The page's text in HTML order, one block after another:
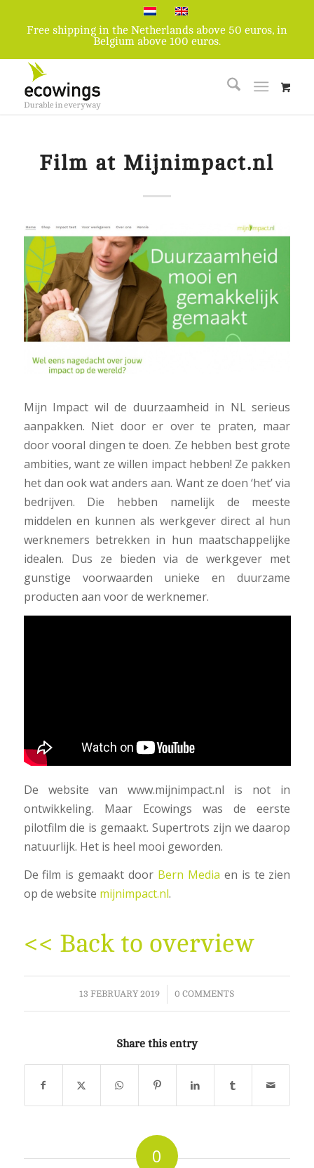
Free shipping in the Netherlands above 50 euros, in
Belgium above 100 euros.
Film at Mijnimpact.nl
Mijn Impact wil de duurzaamheid in NL serieus
aanpakken. Niet door er over te praten, maar
door vooral dingen te doen. Ze hebben best grote
ambities, want ze willen impact hebben! Ze pakken
het dan ook wat anders aan. Want ze doen ‘het’ via
bedrijven. Die hebben namelijk de meeste
middelen en kunnen als werkgever direct al hun
werknemers betrekken in hun maatschappelijke
idealen. Dus ze bieden via de werkgever met
gunstige voorwaarden unieke en duurzame
producten aan voor de werknemer.
De website van www.mijnimpact.nl is not in
ontwikkeling. Maar Ecowings was de eerste
pilotfilm die is gemaakt. Supertrots zijn we daarop
natuurlijk. Het is heel mooi geworden.
De film is gemaakt door Bern Media en is te zien
op de website mijnimpact.nl.
<< Back to overview
13 FEBRUARY 2019
/ 0 COMMENTS
Share this entry
0